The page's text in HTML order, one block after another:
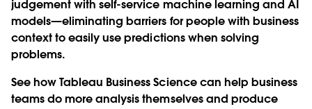
judgement with self-service machine learning and AI
models—eliminating barriers for people with business
context to easily use predictions when solving
problems.
See how Tableau Business Science can help business
teams do more analysis themselves and produce